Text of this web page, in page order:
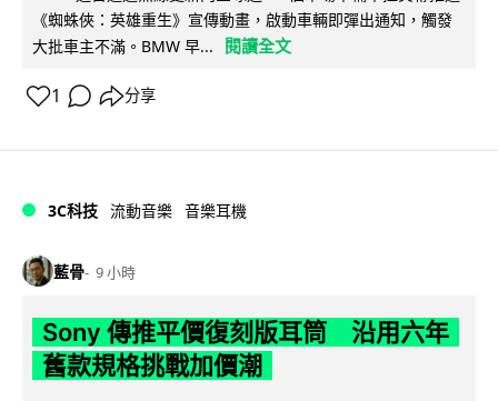
《蜘蛛俠：英雄重生》宣傳動畫，啟動車輛即彈出通知，觸發
大批車主不滿。BMW 早...
閱讀全文
1 分享
3C科技 流動音樂 音樂耳機
藍骨 9 小時
Sony 傳推平價復刻版耳筒 沿用六年
舊款規格挑戰加價潮